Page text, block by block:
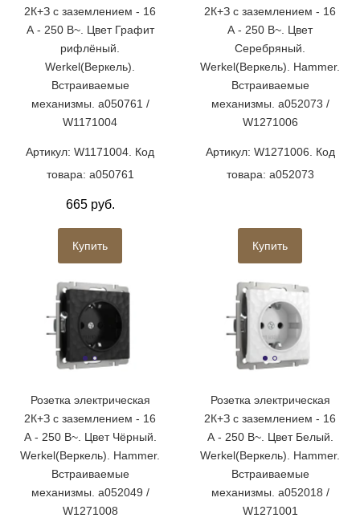
2К+З с заземлением - 16
А - 250 В~. Цвет Графит
рифлёный.
Werkel(Веркель).
Встраиваемые
механизмы. a050761 /
W1171004
Артикул: W1171004. Код
товара: a050761
665 руб.
Купить
2К+З с заземлением - 16
А - 250 В~. Цвет
Серебряный.
Werkel(Веркель). Hammer.
Встраиваемые
механизмы. a052073 /
W1271006
Артикул: W1271006. Код
товара: a052073
Купить
Розетка электрическая
2К+З с заземлением - 16
А - 250 В~. Цвет Чёрный.
Werkel(Веркель). Hammer.
Встраиваемые
механизмы. a052049 /
W1271008
Розетка электрическая
2К+З с заземлением - 16
А - 250 В~. Цвет Белый.
Werkel(Веркель). Hammer.
Встраиваемые
механизмы. a052018 /
W1271001